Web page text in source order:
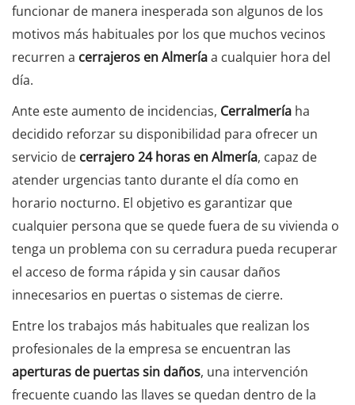
funcionar de manera inesperada son algunos de los
motivos más habituales por los que muchos vecinos
recurren a cerrajeros en Almeríaa cualquier hora del
día.
Ante este aumento de incidencias, Cerralmería ha
decidido reforzar su disponibilidad para ofrecer un
servicio de cerrajero 24 horas en Almería, capaz de
atender urgencias tanto durante el día como en
horario nocturno. El objetivo es garantizar que
cualquier persona que se quede fuera de su vivienda o
tenga un problema con su cerradura pueda recuperar
el acceso de forma rápida y sin causar daños
innecesarios en puertas o sistemas de cierre.
Entre los trabajos más habituales que realizan los
profesionales de la empresa se encuentran las
aperturas de puertas sin daños, una intervención
frecuente cuando las llaves se quedan dentro de la